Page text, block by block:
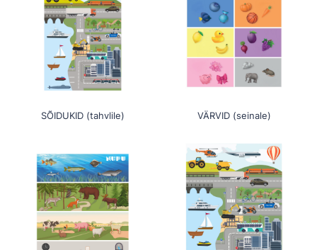
SÕIDUKID (tahvlile) VÄRVID (seinale)